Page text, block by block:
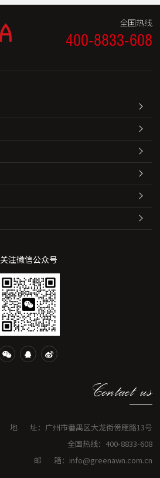
全国热线
400-8833-608
关注微信公众号
Contact us
地 址：广州市番禺区大龙街傍雁路13号
全国热线：400-8833-608
邮 箱：info@greenawn.com.cn